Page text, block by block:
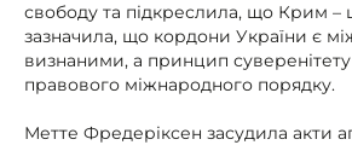
свободу та підкреслила, що Крим –
зазначила, що кордони України є
визнаними, а принцип
правового міжнародного порядку.
Метте Фредеріксен засудила акти